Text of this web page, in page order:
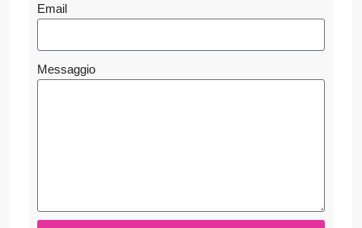
Email
Messaggio